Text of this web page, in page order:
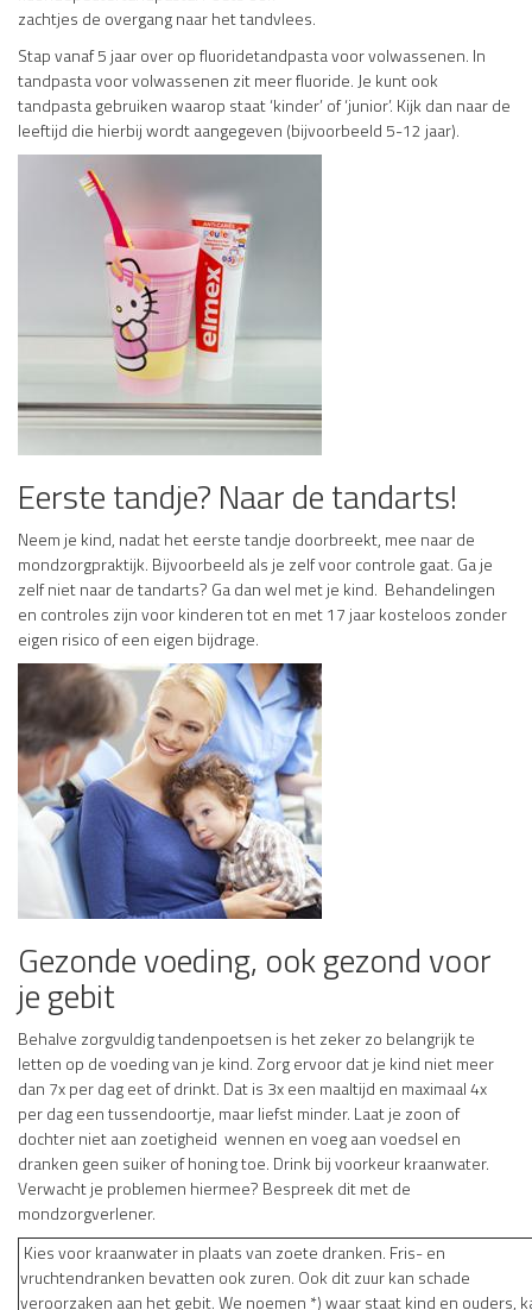
zachtjes de overgang naar het tandvlees.
Stap vanaf 5 jaar over op fluoridetandpasta voor volwassenen. In
tandpasta voor volwassenen zit meer fluoride. Je kunt ook
tandpasta gebruiken waarop staat ‘kinder’ of ‘junior’. Kijk dan naar de
leeftijd die hierbij wordt aangegeven (bijvoorbeeld 5-12 jaar).
Eerste tandje? Naar de tandarts!
Neem je kind, nadat het eerste tandje doorbreekt, mee naar de
mondzorgpraktijk. Bijvoorbeeld als je zelf voor controle gaat. Ga je
zelf niet naar de tandarts? Ga dan wel met je kind. Behandelingen
en controles zijn voor kinderen tot en met 17 jaar kosteloos zonder
eigen risico of een eigen bijdrage.
Gezonde voeding, ook gezond voor
je gebit
Behalve zorgvuldig tandenpoetsen is het zeker zo belangrijk te
letten op de voeding van je kind. Zorg ervoor dat je kind niet meer
dan 7x per dag eet of drinkt. Dat is 3x een maaltijd en maximaal 4x
per dag een tussendoortje, maar liefst minder. Laat je zoon of
dochter niet aan zoetigheid wennen en voeg aan voedsel en
dranken geen suiker of honing toe. Drink bij voorkeur kraanwater.
Verwacht je problemen hiermee? Bespreek dit met de
mondzorgverlener.
Kies voor kraanwater in plaats van zoete dranken. Fris- en
vruchtendranken bevatten ook zuren. Ook dit zuur kan schade
veroorzaken aan het gebit. We noemen *) waar staat kind en ouders,